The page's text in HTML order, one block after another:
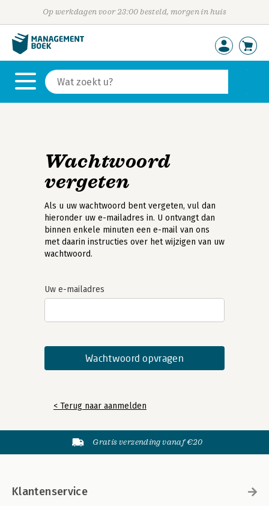
Op werkdagen voor 23:00 besteld, morgen in huis
Wachtwoord
vergeten
Als u uw wachtwoord bent vergeten, vul dan
hieronder uw e-mailadres in. U ontvangt dan
binnen enkele minuten een e-mail van ons
met daarin instructies over het wijzigen van uw
wachtwoord.
Uw e-mailadres
< Terug naar aanmelden
Gratis verzending vanaf €20
Klantenservice